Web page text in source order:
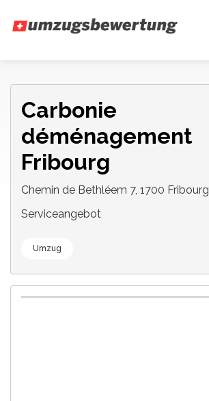
Carbonie
déménagement
Fribourg
Chemin de Bethléem 7, 1700 Fribourg
Serviceangebot
Umzug